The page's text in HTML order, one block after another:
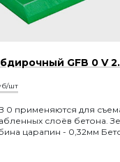
GFB 0 V
шт
0 применяются для
слоёв бетона.
царапин - 0,32мм